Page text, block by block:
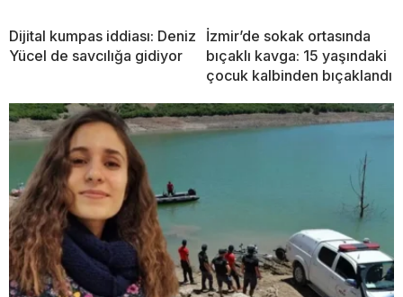
Dijital kumpas iddiası: Deniz
Yücel de savcılığa gidiyor
İzmir’de sokak ortasında
bıçaklı kavga: 15 yaşındaki
çocuk kalbinden bıçaklandı